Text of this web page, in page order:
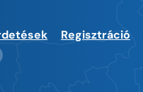
Regisztráció